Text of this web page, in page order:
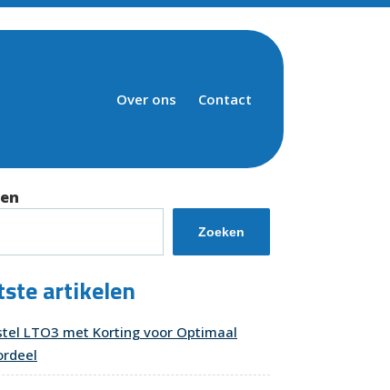
Over ons Contact
Zoeken
artikelen
LTO3 met Korting voor Optimaal